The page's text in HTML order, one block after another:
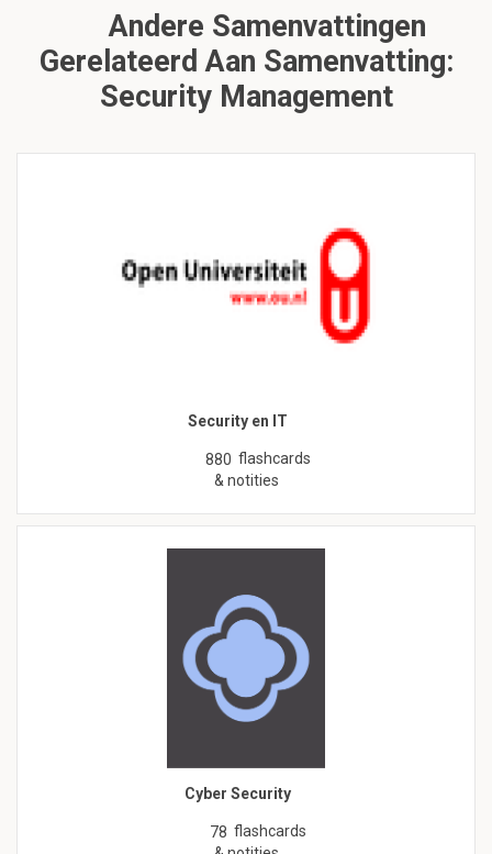
Andere Samenvattingen
Gerelateerd Aan Samenvatting:
Security Management
Security en IT
880 flashcards
& notities
Cyber Security
78 flashcards